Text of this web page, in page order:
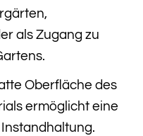
als Zugang zu
Oberfläche des
ermöglicht eine